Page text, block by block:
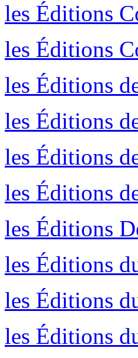
les Éditions
les Éditions
les Éditions
les Éditions
les Éditions
les Éditions
les Éditions
les Éditions
les Éditions
les Éditions